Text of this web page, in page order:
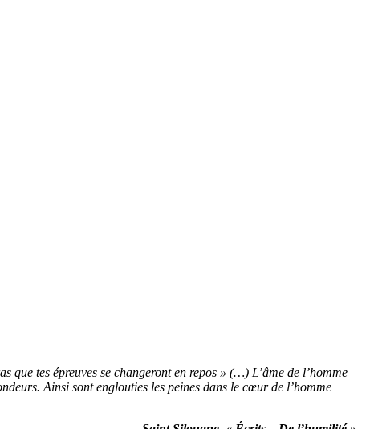
tes épreuves se changeront en repos » (…) L’âme de l’homme
Ainsi sont englouties les peines dans le cœur de l’homme